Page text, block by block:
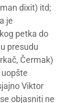
dixit) itd;
je
petka do
presudu
Čermak)
Viktor
objasniti ne